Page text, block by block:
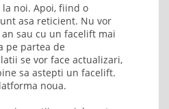
la noi. Apoi, fiind o
asa reticient. Nu vor
sau cu un facelift mai
pe partea de
se vor face actualizari,
sa astepti un facelift.
noua.